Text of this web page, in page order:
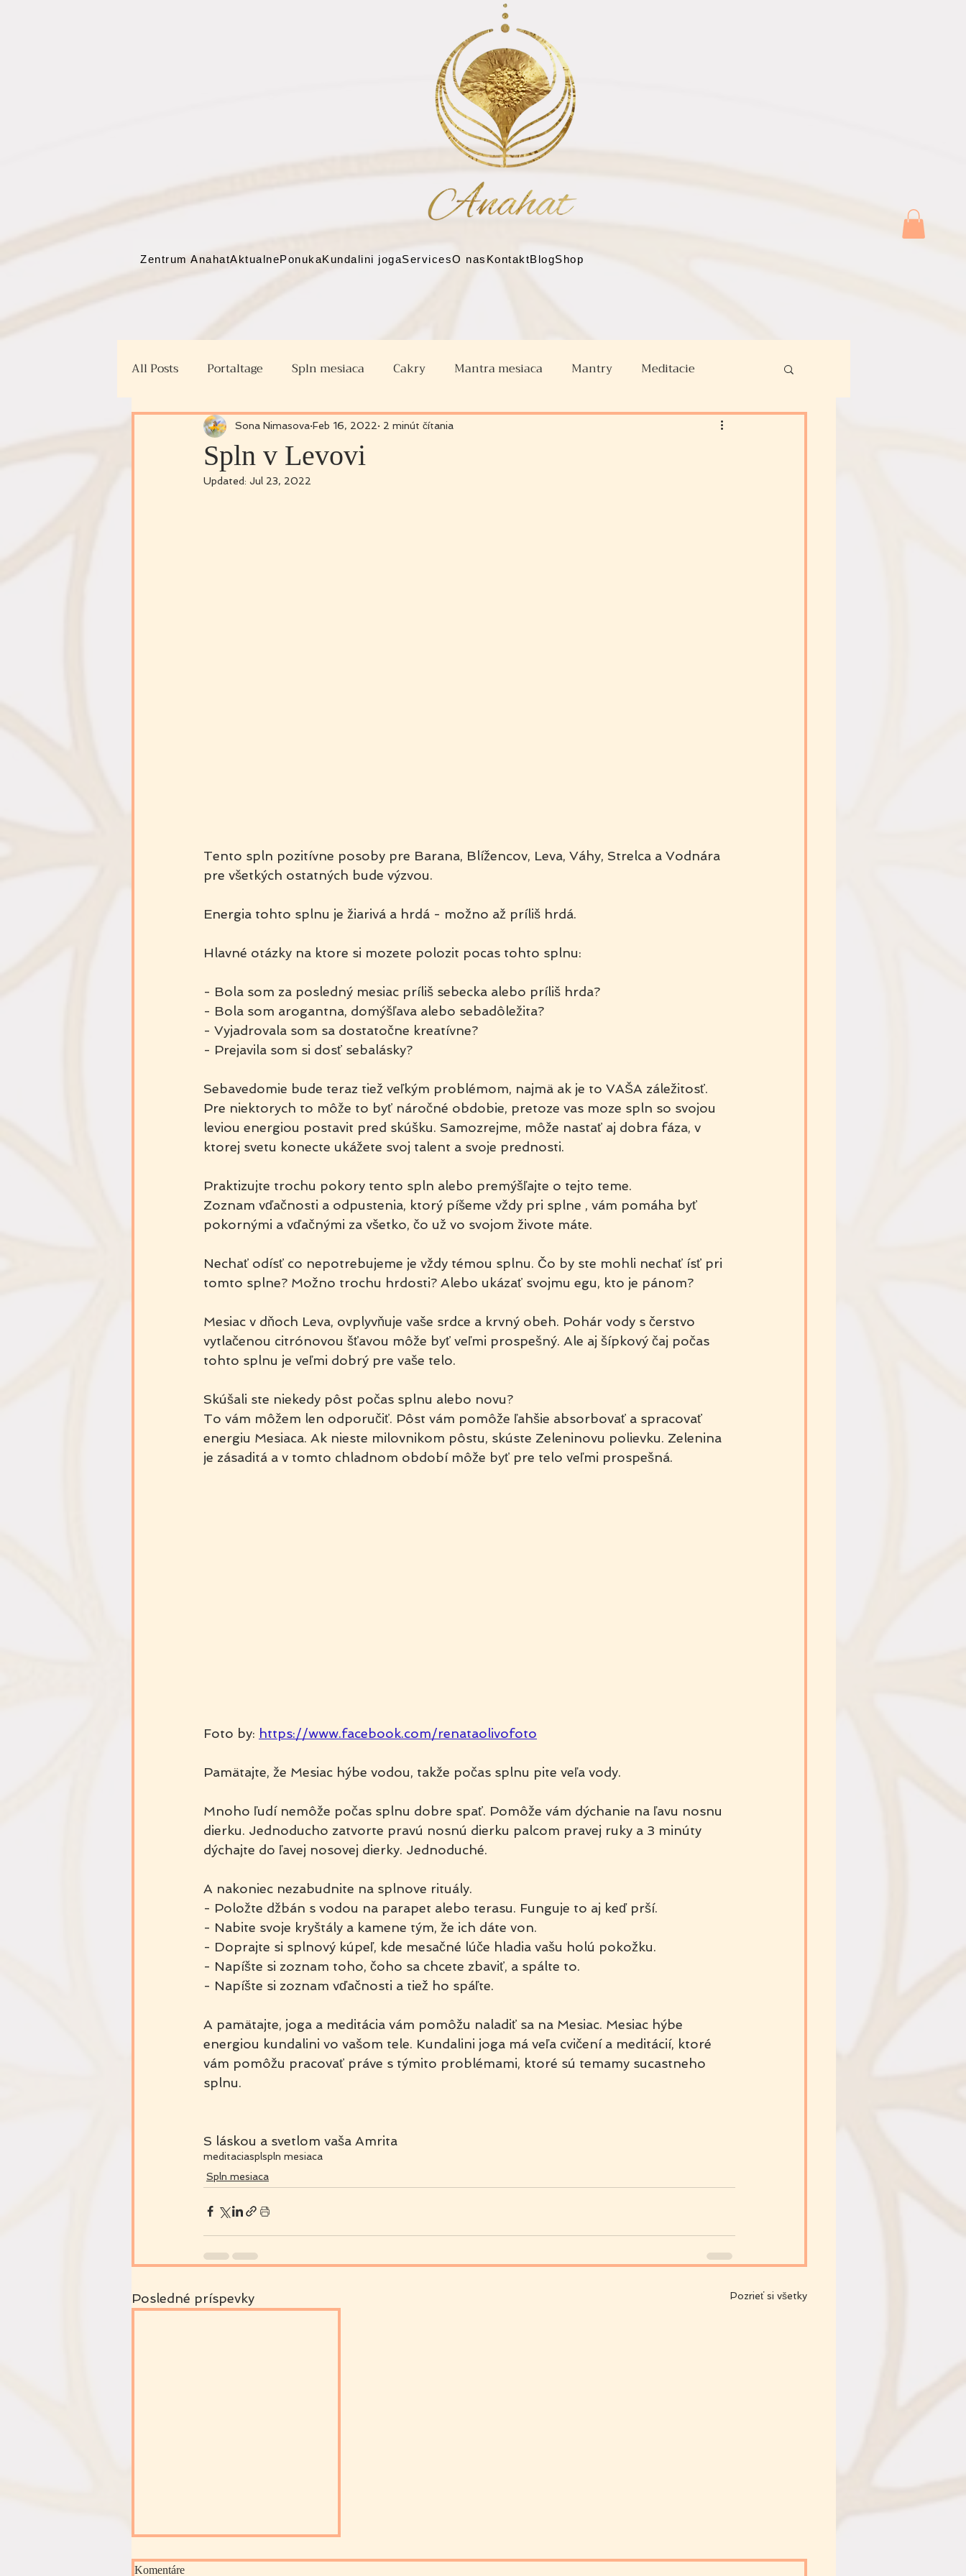
Zentrum AnahatAktualnePonukaKundalini jogaServicesO nas KontaktBlogShop
All Posts Portaltage Spln mesiaca Cakry Mantra mesiaca Mantry Meditacie
Kundalini joga Ritualy Nov Zatmenie slnka
Spln v Levovi
Sona Nimasova Feb 16, 2022 2 minút čítania
Updated: Jul 23, 2022
Tento spln pozitívne posoby pre Barana, Blížencov, Leva, Váhy, Strelca a Vodnára
pre všetkých ostatných bude výzvou.
Energia tohto splnu je žiarivá a hrdá - možno až príliš hrdá.
Hlavné otázky na ktore si mozete polozit pocas tohto splnu:
- Bola som za posledný mesiac príliš sebecka alebo príliš hrda?
- Bola som arogantna, domýšľava alebo sebadôležita?
- Vyjadrovala som sa dostatočne kreatívne?
- Prejavila som si dosť sebalásky?
Sebavedomie bude teraz tiež veľkým problémom, najmä ak je to VAŠA záležitosť.
Pre niektorych to môže to byť náročné obdobie, pretoze vas moze spln so svojou
leviou energiou postavit pred skúšku. Samozrejme, môže nastať aj dobra fáza, v
ktorej svetu konecte ukážete svoj talent a svoje prednosti.
Praktizujte trochu pokory tento spln alebo premýšľajte o tejto teme.
Zoznam vďačnosti a odpustenia, ktorý píšeme vždy pri splne , vám pomáha byť
pokornými a vďačnými za všetko, čo už vo svojom živote máte.
Nechať odísť co nepotrebujeme je vždy témou splnu. Čo by ste mohli nechať ísť pri
tomto splne? Možno trochu hrdosti? Alebo ukázať svojmu egu, kto je pánom?
Mesiac v dňoch Leva, ovplyvňuje vaše srdce a krvný obeh. Pohár vody s čerstvo
vytlačenou citrónovou šťavou môže byť veľmi prospešný. Ale aj šípkový čaj počas
tohto splnu je veľmi dobrý pre vaše telo.
Skúšali ste niekedy pôst počas splnu alebo novu?
To vám môžem len odporučiť. Pôst vám pomôže ľahšie absorbovať a spracovať
energiu Mesiaca. Ak nieste milovnikom pôstu, skúste Zeleninovu polievku. Zelenina
je zásaditá a v tomto chladnom období môže byť pre telo veľmi prospešná.
Foto by: https://www.facebook.com/renataolivofoto
Pamätajte, že Mesiac hýbe vodou, takže počas splnu pite veľa vody.
Mnoho ľudí nemôže počas splnu dobre spať. Pomôže vám dýchanie na ľavu nosnu
dierku. Jednoducho zatvorte pravú nosnú dierku palcom pravej ruky a 3 minúty
dýchajte do ľavej nosovej dierky. Jednoduché.
A nakoniec nezabudnite na splnove rituály.
- Položte džbán s vodou na parapet alebo terasu. Funguje to aj keď prší.
- Nabite svoje kryštály a kamene tým, že ich dáte von.
- Doprajte si splnový kúpeľ, kde mesačné lúče hladia vašu holú pokožku.
- Napíšte si zoznam toho, čoho sa chcete zbaviť, a spálte to.
- Napíšte si zoznam vďačnosti a tiež ho spáľte.
A pamätajte, joga a meditácia vám pomôžu naladiť sa na Mesiac. Mesiac hýbe
energiou kundalini vo vašom tele. Kundalini joga má veľa cvičení a meditácií, ktoré
vám pomôžu pracovať práve s týmito problémami, ktoré sú temamy sucastneho
splnu.
S láskou a svetlom vaša Amrita
meditaciasplspln mesiaca
Spln mesiaca
Posledné príspevky Pozrieť si všetky
Komentáre